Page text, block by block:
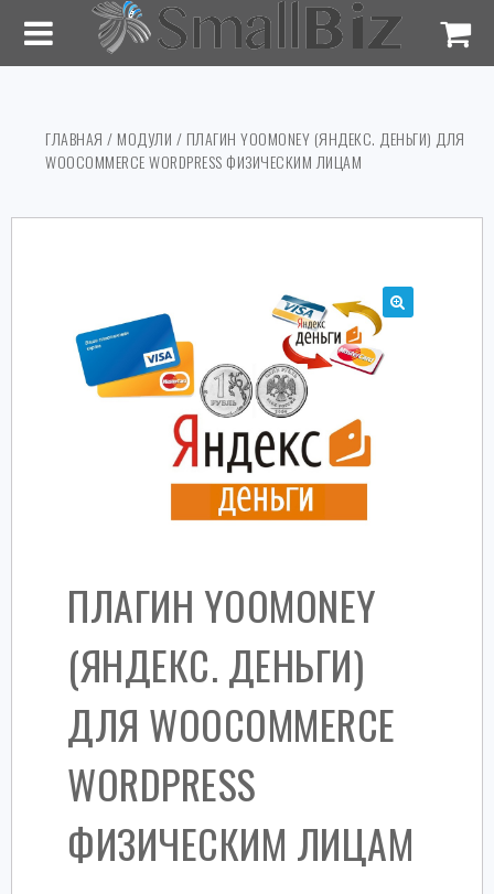
ГЛАВНАЯ / МОДУЛИ / ПЛАГИН YOOMONEY (ЯНДЕКС. ДЕНЬГИ) ДЛЯ
WOOCOMMERCE WORDPRESS ФИЗИЧЕСКИМ ЛИЦАМ
ПЛАГИН YOOMONEY
(ЯНДЕКС. ДЕНЬГИ)
ДЛЯ WOOCOMMERCE
WORDPRESS
ФИЗИЧЕСКИМ ЛИЦАМ